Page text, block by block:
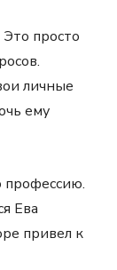
просто
личные
ему
профессию.
Ева
привел к